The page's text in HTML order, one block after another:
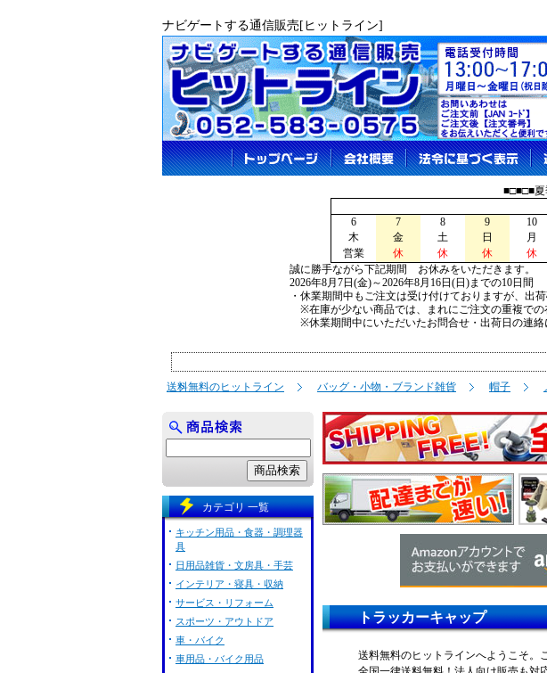
ナビゲートする通信販売[ヒットライン]
■□■□■
6
7 8 9 10
木
金 土 日 月
営業
休 休 休 休
誠に勝手ながら下記期間 お休みをいただきます。
2026年8月7日(金)～2026年8月16日(日)までの10日間
・休業期間中もご注文は受け付けておりますが、出
※在庫が少ない商品では、まれにご注文の重複での
※休業期間中にいただいたお問合せ・出荷日の連絡
送料無料のヒットライン バッグ・小物・ブランド雑貨 帽子
トラッカーキャップ
送料無料のヒットラインへようこそ。
カテゴリ 一覧
キッチン用品・食器・調理器
具
日用品雑貨・文房具・手芸
インテリア・寝具・収納
サービス・リフォーム
スポーツ・アウトドア
車・バイク
車用品・バイク用品